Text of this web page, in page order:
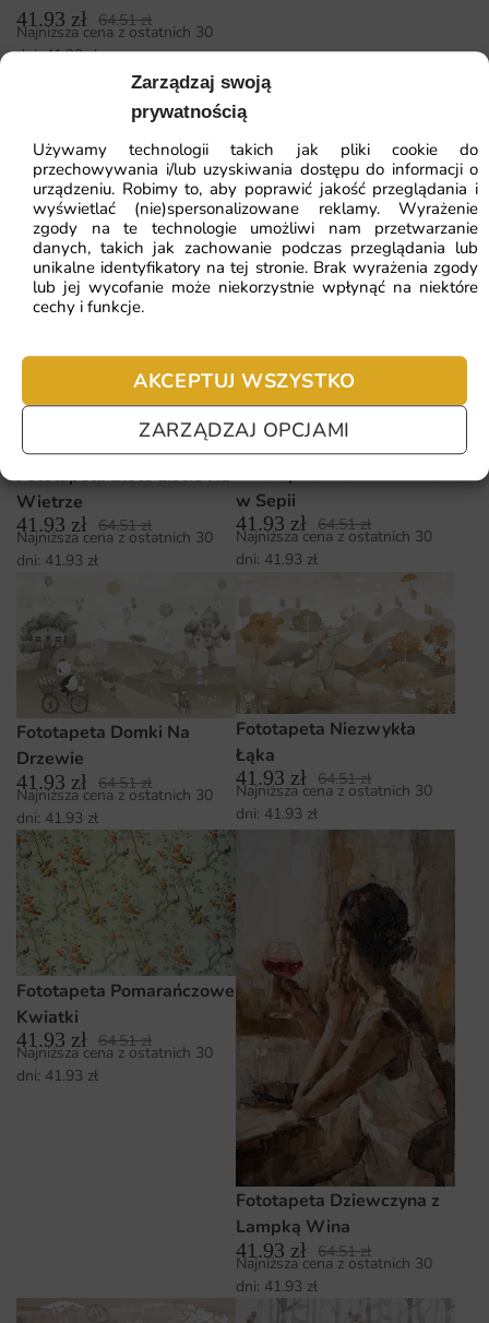
Zarządzaj swoją
prywatnością
Używamy technologii takich jak pliki cookie do
przechowywania i/lub uzyskiwania dostępu do informacji o
urządzeniu. Robimy to, aby poprawić jakość przeglądania i
wyświetlać (nie)spersonalizowane reklamy. Wyrażenie
zgody na te technologie umożliwi nam przetwarzanie
danych, takich jak zachowanie podczas przeglądania lub
unikalne identyfikatory na tej stronie. Brak wyrażenia zgody
lub jej wycofanie może niekorzystnie wpłynąć na niektóre
cechy i funkcje.
AKCEPTUJ WSZYSTKO
ZARZĄDZAJ OPCJAMI
41.93 zł 64.51zł
Najniższa cena z ostatnich 30
dni:41.93zł
Fototapeta Brąz Liści
41.93zł 64.51zł
Najniższa cena z ostatnich 30
dni:41.93 zł
Fototapeta Świt w Dżungli
41.93zł 64.51zł
Najniższa cena z ostatnich 30
Fototapeta Złote Liście Na
Wietrze
41.93 zł 64.51zł
Najniższa cena z ostatnich 30
dni: 41.93 zł
Fototapeta Zielone Liście
w Sepii
41.93 zł 64.51zł
Najniższa cena z ostatnich 30
dni: 41.93 zł
Fototapeta Domki Na
Drzewie
41.93 zł 64.51zł
Najniższa cena z ostatnich 30
dni: 41.93 zł
Fototapeta Niezwykła
Łąka
41.93 zł 64.51zł
Najniższa cena z ostatnich 30
dni: 41.93 zł
Fototapeta Pomarańczowe
Kwiatki
41.93 zł 64.51zł
Najniższa cena z ostatnich 30
dni: 41.93 zł
Fototapeta Dziewczyna z
Lampką Wina
41.93 zł 64.51zł
Najniższa cena z ostatnich 30
dni: 41.93 zł